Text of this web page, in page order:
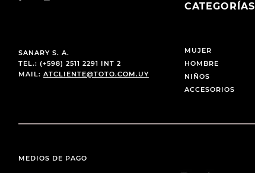
SANARY S. A.
TEL.: (+598) 2511 2291 INT 2
MAIL: ATCLIENTE@TOTO.COM.UY
CATEGORÍAS
MUJER
HOMBRE
NIÑOS
ACCESORIOS
MEDIOS DE PAGO